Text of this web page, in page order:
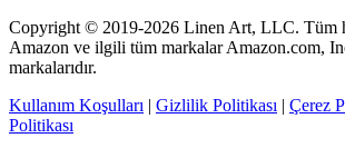
Copyright © 2019-2026 Linen Art, LLC. Tüm
Amazon ve ilgili tüm markalar Amazon.com,
markalarıdır.
Kullanım Koşulları | Gizlilik Politikası | Çerez
Politikası